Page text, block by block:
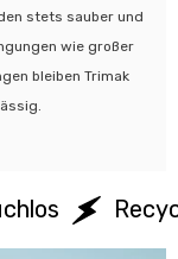
stets sauber und
wie großer
bleiben Trimak